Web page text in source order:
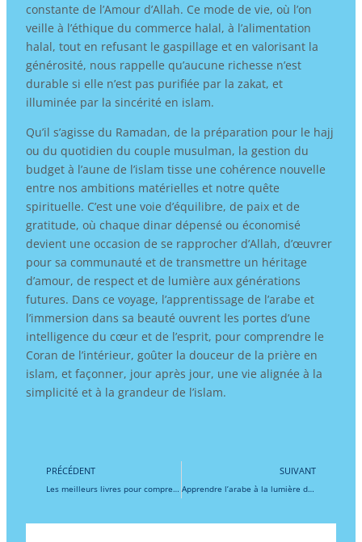
constante de l’Amour d’Allah. Ce mode de vie, où l’on
veille à l’éthique du commerce halal, à l’alimentation
halal, tout en refusant le gaspillage et en valorisant la
générosité, nous rappelle qu’aucune richesse n’est
durable si elle n’est pas purifiée par la zakat, et
illuminée par la sincérité en islam.
Qu’il s’agisse du Ramadan, de la préparation pour le hajj
ou du quotidien du couple musulman, la gestion du
budget à l’aune de l’islam tisse une cohérence nouvelle
entre nos ambitions matérielles et notre quête
spirituelle. C’est une voie d’équilibre, de paix et de
gratitude, où chaque dinar dépensé ou économisé
devient une occasion de se rapprocher d’Allah, d’œuvrer
pour sa communauté et de transmettre un héritage
d’amour, de respect et de lumière aux générations
futures. Dans ce voyage, l’apprentissage de l’arabe et
l’immersion dans sa beauté ouvrent les portes d’une
intelligence du cœur et de l’esprit, pour comprendre le
Coran de l’intérieur, goûter la douceur de la prière en
islam, et façonner, jour après jour, une vie alignée à la
simplicité et à la grandeur de l’islam.
Précédent
PRÉCÉDENT
Les meilleurs livres pour comprendre le hadith et la Sunna : pourquoi apprendre l’arabe littéraire révolutionne votre immersion et votre spiritualité islamique
SUIVANT
Apprendre l’arabe à la lumière de la sira : Vivre les grands moments du Prophète et retrouver la profondeur spirituelle de l’islam par l’immersion en arabe